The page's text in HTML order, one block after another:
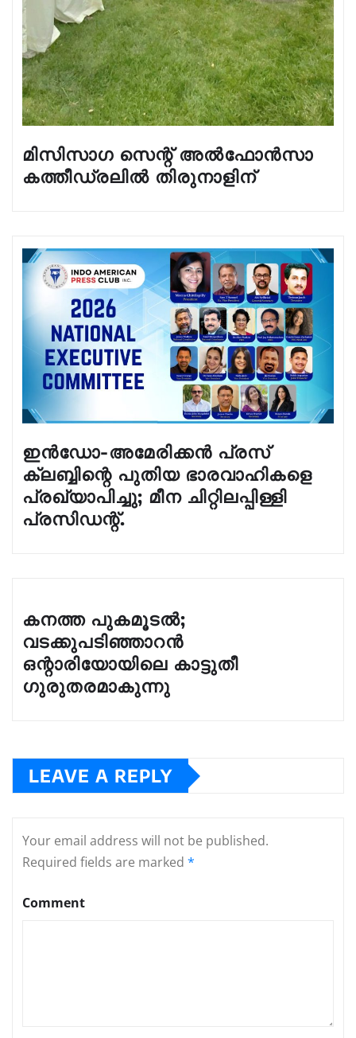
മിസിസാഗ സെന്റ് അൽഫോൻസാ
കത്തീഡ്രലിൽ തിരുനാളിന്
ഇൻഡോ-അമേരിക്കൻ പ്രസ്
ക്ലബ്ബിന്റെ പുതിയ ഭാരവാഹികളെ
പ്രഖ്യാപിച്ചു; മീന ചിറ്റിലപ്പിള്ളി
പ്രസിഡന്റ്.
കനത്ത പുകമൂടൽ;
വടക്കുപടിഞ്ഞാറൻ
ഒന്റാരിയോയിലെ കാട്ടുതീ
ഗുരുതരമാകുന്നു
LEAVE A REPLY
Your email address will not be published.
Required fields are marked *
Comment